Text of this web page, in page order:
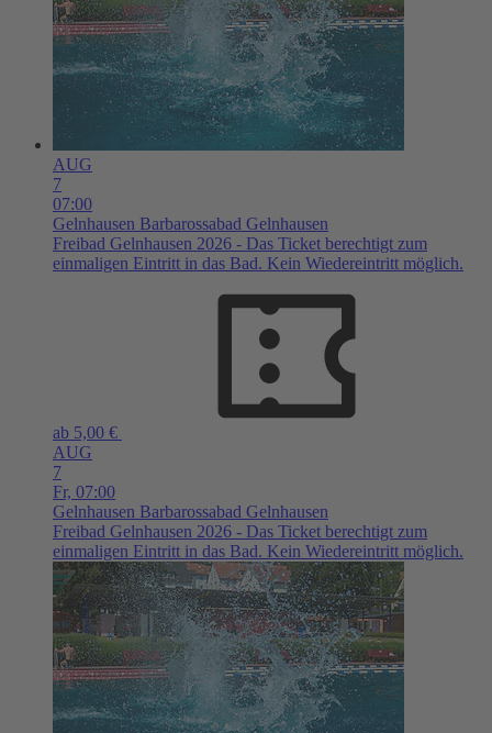
AUG
7
07:00
Gelnhausen Barbarossabad Gelnhausen
Freibad Gelnhausen 2026 - Das Ticket berechtigt zum
einmaligen Eintritt in das Bad. Kein Wiedereintritt möglich.
ab 5,00 €
AUG
7
Fr, 07:00
Gelnhausen Barbarossabad Gelnhausen
Freibad Gelnhausen 2026 - Das Ticket berechtigt zum
einmaligen Eintritt in das Bad. Kein Wiedereintritt möglich.